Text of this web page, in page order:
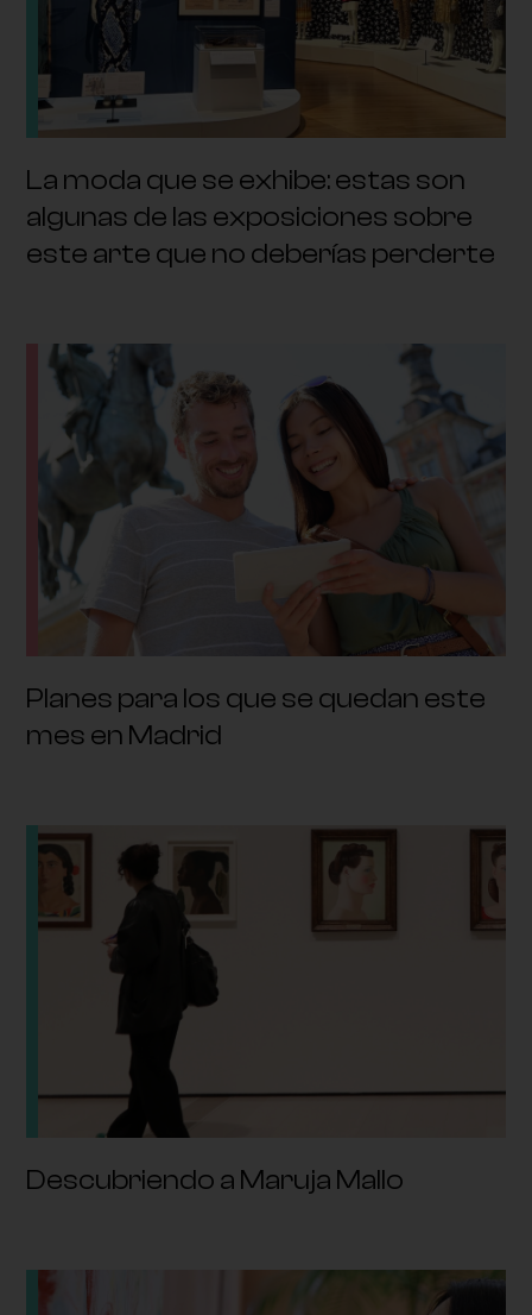
La moda que se exhibe: estas son
algunas de las exposiciones sobre
este arte que no deberías perderte
Planes para los que se quedan este
mes en Madrid
Descubriendo a Maruja Mallo